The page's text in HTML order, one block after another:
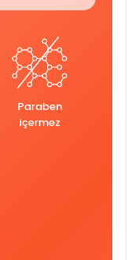
Paraben
içermez